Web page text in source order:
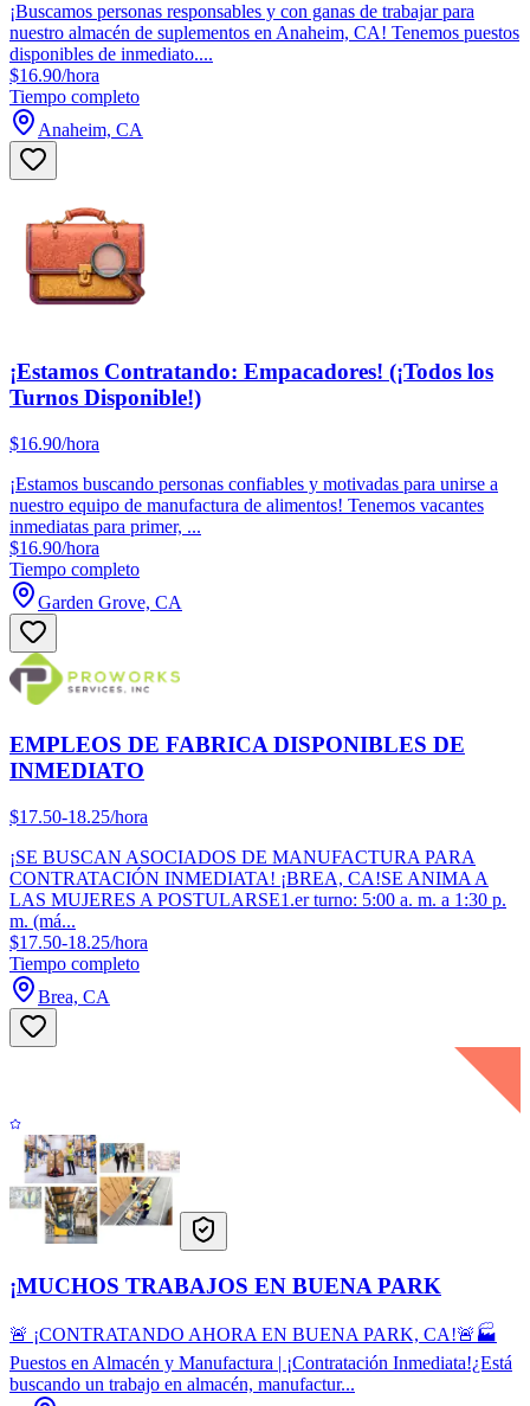
¡Buscamos personas responsables y con ganas de trabajar para
nuestro almacén de suplementos en Anaheim, CA! Tenemos puestos
disponibles de inmediato....
$16.90/hora
Tiempo completo
Anaheim, CA
¡Estamos Contratando: Empacadores! (¡Todos los
Turnos Disponible!)
$16.90/hora
¡Estamos buscando personas confiables y motivadas para unirse a
nuestro equipo de manufactura de alimentos! Tenemos vacantes
inmediatas para primer, ...
$16.90/hora
Tiempo completo
Garden Grove, CA
EMPLEOS DE FABRICA DISPONIBLES DE
INMEDIATO
$17.50-18.25/hora
¡SE BUSCAN ASOCIADOS DE MANUFACTURA PARA
CONTRATACIÓN INMEDIATA! ¡BREA, CA!SE ANIMA A
LAS MUJERES A POSTULARSE1.er turno: 5:00 a. m. a 1:30 p.
m. (má...
$17.50-18.25/hora
Tiempo completo
Brea, CA
¡MUCHOS TRABAJOS EN BUENA PARK
🚨 ¡CONTRATANDO AHORA EN BUENA PARK, CA!🚨🏭
Puestos en Almacén y Manufactura | ¡Contratación Inmediata!¿Está
buscando un trabajo en almacén, manufactur...